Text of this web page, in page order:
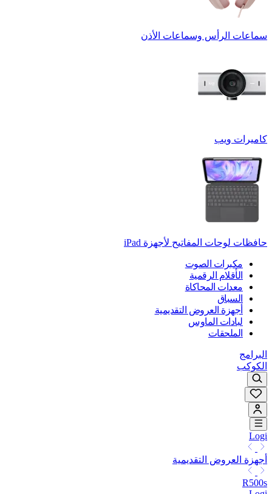
سماعات الرأس وسماعات الأذن
كاميرات ويب
حافظات لوحات المفاتيح لأجهزة ‏iPad
مكبرات الصوت
الأقلام الرقمية
معدات المحاكاة
السباق
أجهزة العروض التقديمية
لبادات الماوس
الملحقات
البرامج
الكوكب
Logi
أجهزة العروض التقديمية
R500s